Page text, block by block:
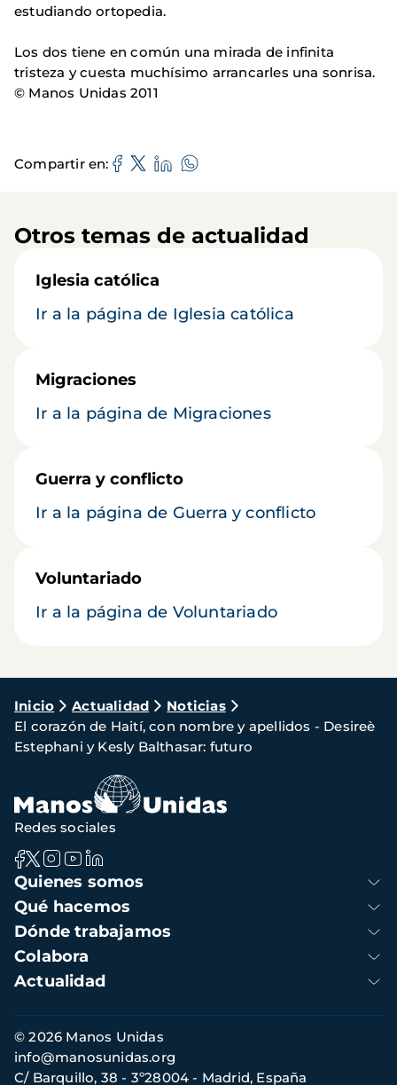
estudiando ortopedia.
Los dos tiene en común una mirada de infinita
tristeza y cuesta muchísimo arrancarles una sonrisa.
© Manos Unidas 2011
Compartir en
Otros temas de actualidad
Iglesia católica
Ir a la página de Iglesia católica
Migraciones
Ir a la página de Migraciones
Guerra y conflicto
Ir a la página de Guerra y conflicto
Voluntariado
Ir a la página de Voluntariado
Ruta
de
navegación
Inicio Actualidad
Noticias
El corazón de Haití, con nombre y apellidos - Desireè
Estephani y Kesly Balthasar: futuro
Navegación
principal
Quienes somos
Qué hacemos
Dónde trabajamos
Colabora
Actualidad
Redes sociales
Información
de
contacto
© 2026 Manos Unidas
C/ Barquillo, 38 - 3º28004 - Madrid, España
info@manosunidas.org